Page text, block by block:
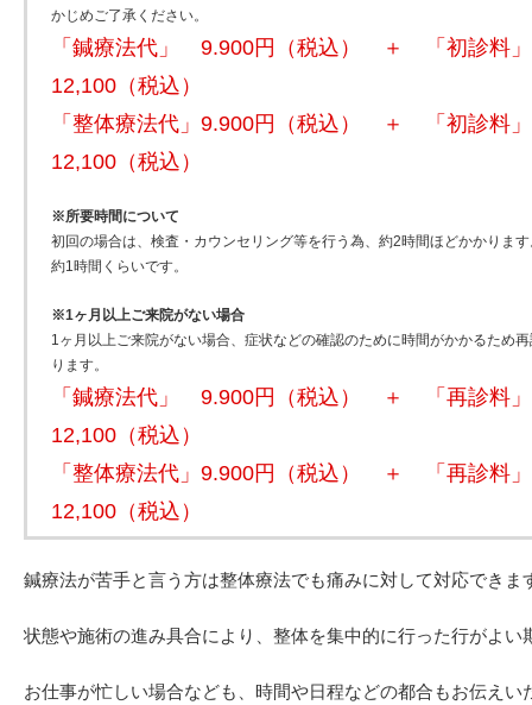
かじめご了承ください。
「鍼療法代」 9.900円（税込） ＋ 「初診
12,100（税込）
「整体療法代」9.900円（税込） ＋ 「初診
12,100（税込）
※所要時間について
初回の場合は、検査・カウンセリング等を行う為、約2時間ほどかかりま
約1時間くらいです。
※1ヶ月以上ご来院がない場合
1ヶ月以上ご来院がない場合、症状などの確認のために時間がかかるため
ります。
「鍼療法代」 9.900円（税込） ＋ 「再診
12,100（税込）
「整体療法代」9.900円（税込） ＋ 「再診
12,100（税込）
鍼療法が苦手と言う方は整体療法でも痛みに対して対応できま
状態や施術の進み具合により、整体を集中的に行った行がよい
お仕事が忙しい場合なども、時間や日程などの都合もお伝え